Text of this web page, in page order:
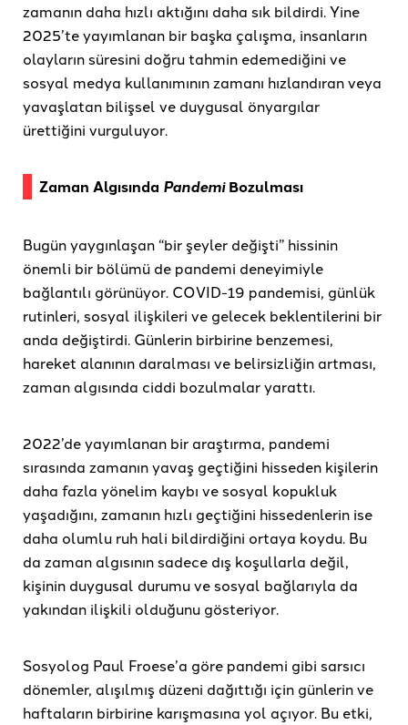
zamanın daha hızlı aktığını daha sık bildirdi. Yine
2025’te yayımlanan bir başka çalışma, insanların
olayların süresini doğru tahmin edemediğini ve
sosyal medya kullanımının zamanı hızlandıran veya
yavaşlatan bilişsel ve duygusal önyargılar
ürettiğini vurguluyor.
Zaman Algısında PandemiBozulması
Bugün yaygınlaşan “bir şeyler değişti” hissinin
önemli bir bölümü de pandemi deneyimiyle
bağlantılı görünüyor. COVID-19 pandemisi, günlük
rutinleri, sosyal ilişkileri ve gelecek beklentilerini bir
anda değiştirdi. Günlerin birbirine benzemesi,
hareket alanının daralması ve belirsizliğin artması,
zaman algısında ciddi bozulmalar yarattı.
2022’de yayımlanan bir araştırma, pandemi
sırasında zamanın yavaş geçtiğini hisseden kişilerin
daha fazla yönelim kaybı ve sosyal kopukluk
yaşadığını, zamanın hızlı geçtiğini hissedenlerin ise
daha olumlu ruh hali bildirdiğini ortaya koydu. Bu
da zaman algısının sadece dış koşullarla değil,
kişinin duygusal durumu ve sosyal bağlarıyla da
yakından ilişkili olduğunu gösteriyor.
Sosyolog Paul Froese’a göre pandemi gibi sarsıcı
dönemler, alışılmış düzeni dağıttığı için günlerin ve
haftaların birbirine karışmasına yol açıyor. Bu etki,